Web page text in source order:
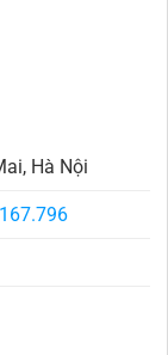
Hà Nội